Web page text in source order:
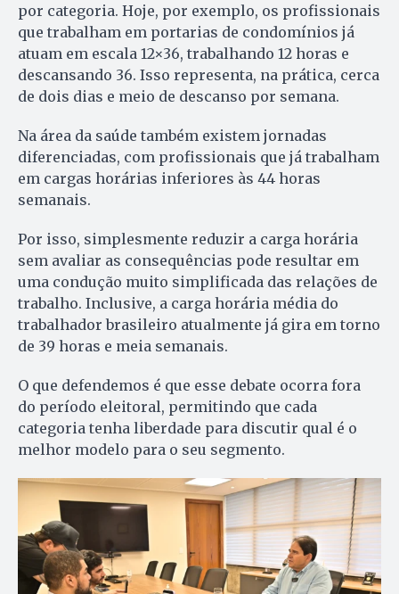
por categoria. Hoje, por exemplo, os profissionais
que trabalham em portarias de condomínios já
atuam em escala 12×36, trabalhando 12 horas e
descansando 36. Isso representa, na prática, cerca
de dois dias e meio de descanso por semana.
Na área da saúde também existem jornadas
diferenciadas, com profissionais que já trabalham
em cargas horárias inferiores às 44 horas
semanais.
Por isso, simplesmente reduzir a carga horária
sem avaliar as consequências pode resultar em
uma condução muito simplificada das relações de
trabalho. Inclusive, a carga horária média do
trabalhador brasileiro atualmente já gira em torno
de 39 horas e meia semanais.
O que defendemos é que esse debate ocorra fora
do período eleitoral, permitindo que cada
categoria tenha liberdade para discutir qual é o
melhor modelo para o seu segmento.